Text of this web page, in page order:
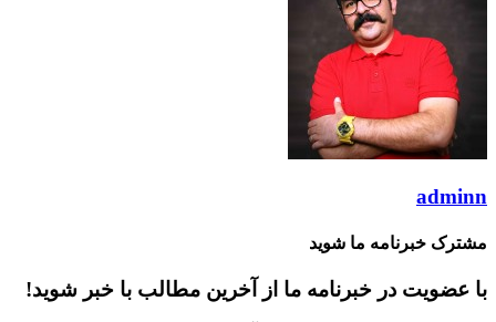
adminn
مشترک خبرنامه ما شوید
با عضویت در خبرنامه ما از آخرین مطالب با خبر شوید!